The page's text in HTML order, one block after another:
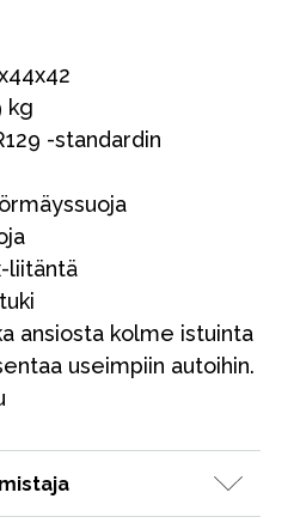
kg
-standardin
liitäntä
ansiosta kolme istuinta
useimpiin autoihin.